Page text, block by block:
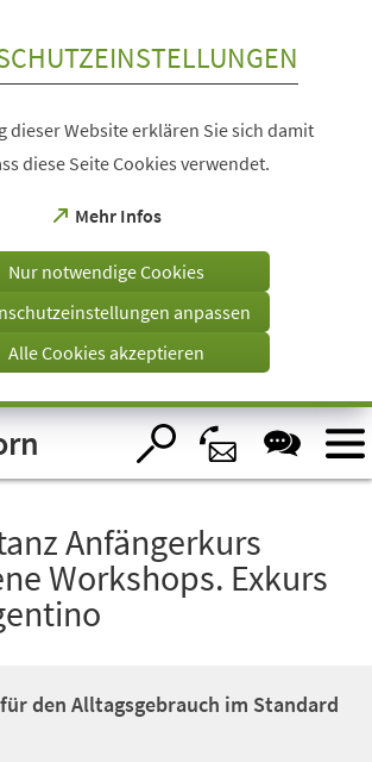
dieser Website erklären Sie sich damit
diese Seite Cookies verwendet.
Mehr Infos
(Öffnet
einem
Tab)
Nur notwendige Cookies
anpassen
Alle Cookies akzeptieren
Anfängerkurs
Workshops. Exkurs
den Alltagsgebrauch im Standard